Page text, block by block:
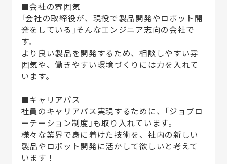
■会社の雰囲気
「会社の取締役が、現役で製品開発やロボット開
発をしている」そんなエンジニア志向の会社で
す。
より良い製品を開発するため、相談しやすい雰
囲気や、働きやすい環境づくりには力を入れて
います。
■キャリアパス
社員のキャリアパス実現するために、「ジョブロ
ーテーション制度」も取り入れています。
様々な業界で身に着けた技術を、社内の新しい
製品やロボット開発に活かして欲しいと考えて
います！